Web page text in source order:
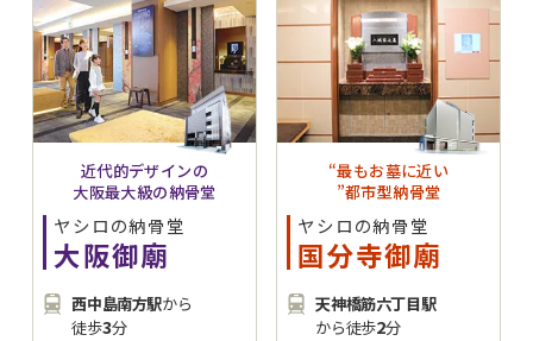
近代的デザインの
大阪最大級の納骨堂
ヤシロの納骨堂
大阪御廟
西中島南方駅から
徒歩3分
“最もお墓に近い
”都市型納骨堂
ヤシロの納骨堂
国分寺御廟
天神橋筋六丁目駅
から徒歩2分